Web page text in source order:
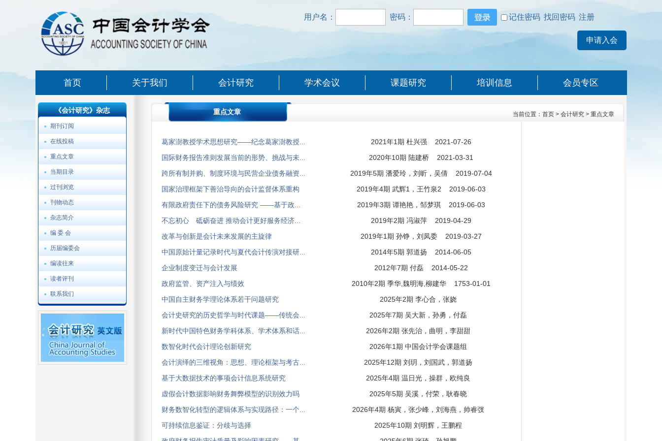
用户名： 密码： 记住密码 找回密码 注册
首页 关于我们 会计研究 学术会议 课题研究 培训信息 会员专区
《会计研究》杂志
期刊订阅
在线投稿
重点文章
当期目录
过刊浏览
刊物动态
杂志简介
编 委 会
历届编委会
编读往来
读者评刊
联系我们
重点文章 当前位置： 首页 > 会计研究 > 重点文章
葛家澍教授学术思想研究——纪念葛家澍教授...
2021年1期 杜兴强 2021-07-26
国际财务报告准则发展当前的形势、挑战与未...
2020年10期 陆建桥 2021-03-31
跨所有制并购、制度环境与民营企业债务融资...
2019年5期 潘爱玲，刘昕，吴倩 2019-07-04
国家治理框架下善治导向的会计监督体系重构
2019年4期 武辉1，王竹泉2 2019-06-03
有限政府责任下的债务风险研究 ——基于政...
2019年3期 谭艳艳，邹梦琪 2019-06-03
不忘初心 砥砺奋进 推动会计更好服务经济...
2019年2期 冯淑萍 2019-04-29
改革与创新是会计未来发展的主旋律
2019年1期 孙铮，刘凤委 2019-03-27
中国原始计量记录时代与夏代会计传演对接研...
2014年5期 郭道扬 2014-06-05
企业制度变迁与会计发展
2012年7期 付磊 2014-05-22
政府监管、资产注入与绩效
2010年2期 季华,魏明海,柳建华 1753-01-01
中国自主财务学理论体系若干问题研究
2025年2期 李心合，张娆
会计史研究的历史哲学与时代课题——传统会...
2025年7期 吴大新，孙勇，付磊
新时代中国特色财务学科体系、学术体系和话...
2026年2期 张先治，曲明，李甜甜
数智化时代会计理论创新研究
2026年1期 中国会计学会课题组
会计演绎的三维视角：思想、理论框架与考古...
2025年12期 刘玥，刘国武，郭道扬
基于大数据技术的事项会计信息系统研究
2025年4期 温日光，操群，欧纯良
虚假会计数据影响财务舞弊模型的识别效力吗
2025年5期 吴溪，付荣，耿春晓
财务数智化转型的逻辑体系与实现路径：一个...
2026年4期 杨寅，张少峰，刘海燕，帅睿弢
可持续信息鉴证：分歧与选择
2025年10期 刘明辉，王鹏程